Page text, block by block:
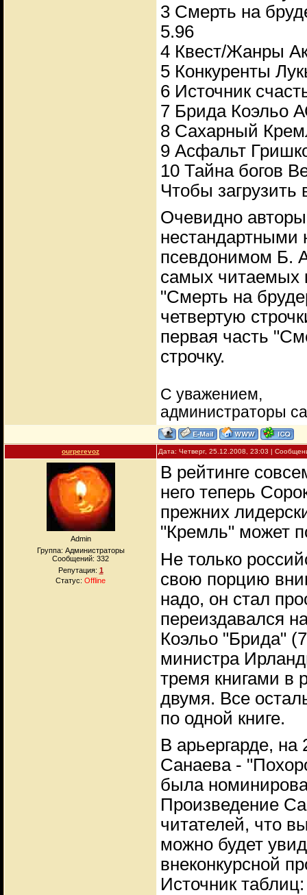
3 Смерть на
5.96
4 Квест/Жанры
5 Конкуренты
6 Источник
7 Брида Коэльо
8 Сахарный
9 Асфальт
10 Тайна богов
Чтобы
Очевидно
псевдонимом Б.
самых читаемых
"Смерть на
четвертую
первая часть
строчку.
С уважением,
администраторы
ourperevoz Дата: Четверг, 25.12.2008, 23:03 |
Admin
Группа: Администраторы
Сообщений: 332
Репутация: 1
Статус: Offline
В рейтинге
него теперь
прежних
"Кремль" может
Не только
свою порцию
надо, он стал
переиздавался
Коэльо "Брида"
министра
тремя книгами в
двумя. Все
по одной книге.
В арьергарде, на
Санаева -
была
Произведение
читателей, что
можно будет
внеконкурсной
Источник